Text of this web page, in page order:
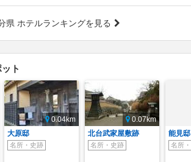
県 ホテルランキングを見る
ト
0.04km
大原邸
名所・史跡
0.07km
北台武家屋敷跡
名所・史跡
能見邸
名所